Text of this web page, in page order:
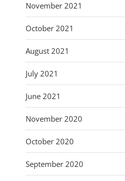
November 2021
October 2021
August 2021
July 2021
June 2021
November 2020
October 2020
September 2020